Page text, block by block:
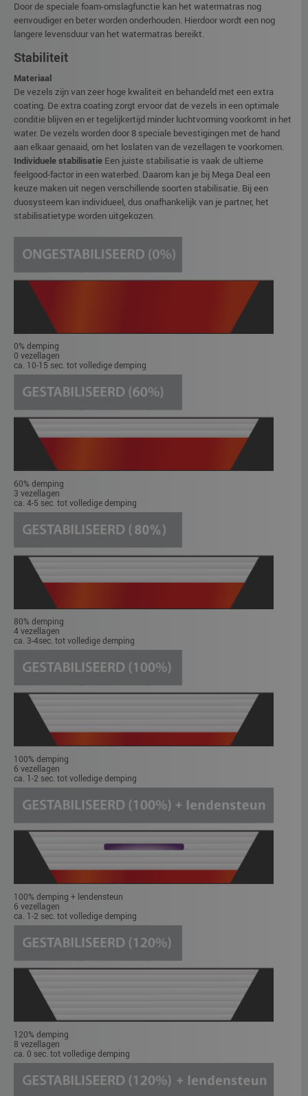
Door de speciale foam-omslagfunctie kan het watermatras nog
eenvoudiger en beter worden onderhouden. Hierdoor wordt een nog
langere levensduur van het watermatras bereikt.
Stabiliteit
Materiaal
De vezels zijn van zeer hoge kwaliteit en behandeld met een extra
coating. De extra coating zorgt ervoor dat de vezels in een optimale
conditie blijven en er tegelijkertijd minder luchtvorming voorkomt in het
water. De vezels worden door 8 speciale bevestigingen met de hand
aan elkaar genaaid, om het loslaten van de vezellagen te voorkomen.
Individuele stabilisatie Een juiste stabilisatie is vaak de ultieme
feelgood-factor in een waterbed. Daarom kan je bij Mega Deal een
keuze maken uit negen verschillende soorten stabilisatie. Bij een
duosysteem kan individueel, dus onafhankelijk van je partner, het
stabilisatietype worden uitgekozen.
0% demping
0 vezellagen
ca. 10-15 sec. tot volledige demping
60% demping
3 vezellagen
ca. 4-5 sec. tot volledige demping
80% demping
4 vezellagen
ca. 3-4sec. tot volledige demping
100% demping
6 vezellagen
ca. 1-2 sec. tot volledige demping
100% demping + lendensteun
6 vezellagen
ca. 1-2 sec. tot volledige demping
120% demping
8 vezellagen
ca. 0 sec. tot volledige demping